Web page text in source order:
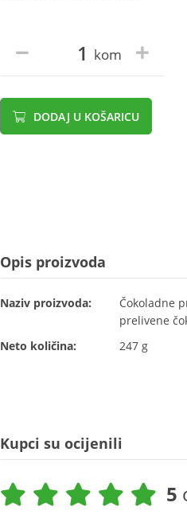
kom
DODAJ U KOŠARICU
Opis proizvoda
Naziv proizvoda:
Čokoladne
prelivene
Neto količina:
247 g
Kupci su ocijenili
5